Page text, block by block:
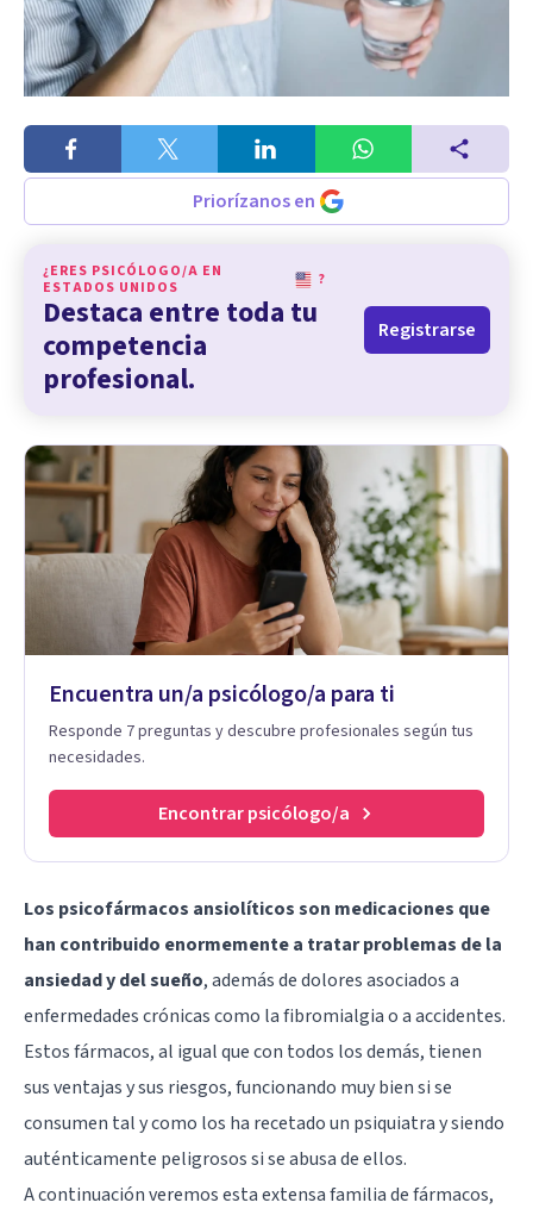
Priorízanos en
¿ERES PSICÓLOGO/A EN
ESTADOS UNIDOS
?
Destaca entre toda tu
competencia
profesional.
Registrarse
Encuentra un/a psicólogo/a para ti
Responde 7 preguntas y descubre profesionales según tus
necesidades.
Encontrar psicólogo/a
Los psicofármacos ansiolíticos son medicaciones que
han contribuido enormemente a tratar problemas de la
ansiedad y del sueño, además de dolores asociados a
enfermedades crónicas como la fibromialgia o a accidentes.
Estos fármacos, al igual que con todos los demás, tienen
sus ventajas y sus riesgos, funcionando muy bien si se
consumen tal y como los ha recetado un psiquiatra y siendo
auténticamente peligrosos si se abusa de ellos.
A continuación veremos esta extensa familia de fármacos,